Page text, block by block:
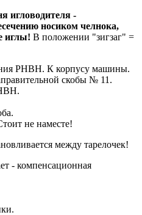
игловодителя -
носиком челнока,
иглы! В положении "зигзаг" =
РНВН. К корпусу машины.
скобы № 11.
не наместе!
между тарелочек!
- компенсационная